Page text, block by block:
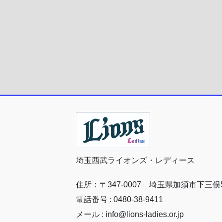
埼玉西武ライオンズ・レディース
住所：〒347-0007 埼玉県加須市下三俣
電話番号 : 0480-38-9411
メール : info@lions-ladies.or.jp